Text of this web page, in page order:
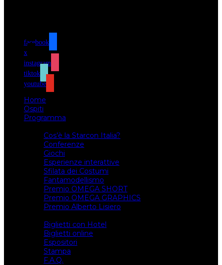
facebook
x
instagram
tiktok
youtube
Home
Ospiti
Programma
Cos’è la Starcon Italia?
Conferenze
Giochi
Esperienze interattive
Sfilata dei Costumi
Fantamodellismo
Premio OMEGA SHORT
Premio OMEGA GRAPHICS
Premio Alberto Lisiero
Biglietti con Hotel
Biglietti online
Espositori
Stampa
F.A.Q.